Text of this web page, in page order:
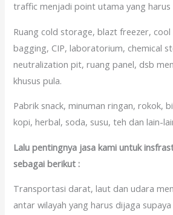
traffic menjadi point utama yang harus
Ruang cold storage, blazt freezer,
bagging, CIP, laboratorium, chemical
neutralization pit, ruang panel, dsb
khusus pula.
Pabrik snack, minuman ringan, rokok,
kopi, herbal, soda, susu, teh dan lain-
Lalu pentingnya jasa kami untuk
sebagai berikut :
Transportasi darat, laut dan udara
antar wilayah yang harus dijaga